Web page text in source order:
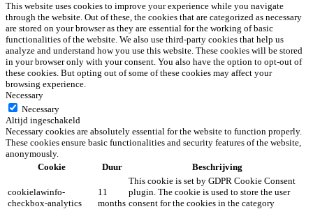
This website uses cookies to improve your experience while you navigate
through the website. Out of these, the cookies that are categorized as necessary
are stored on your browser as they are essential for the working of basic
functionalities of the website. We also use third-party cookies that help us
analyze and understand how you use this website. These cookies will be stored
in your browser only with your consent. You also have the option to opt-out of
these cookies. But opting out of some of these cookies may affect your
browsing experience.
Necessary
Necessary
Altijd ingeschakeld
Necessary cookies are absolutely essential for the website to function properly.
These cookies ensure basic functionalities and security features of the website,
anonymously.
Cookie
Duur Beschrijving
cookielawinfo-
checkbox-analytics
11
months
This cookie is set by GDPR Cookie Consent
plugin. The cookie is used to store the user
consent for the cookies in the category